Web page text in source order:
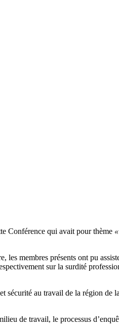
Conférence qui avait pour thème
membres présents ont pu
sur la surdité
sécurité au travail de la région de
de travail, le processus